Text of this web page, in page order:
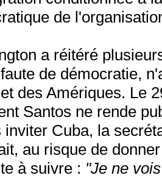
de
a réitéré
de démocratie,
des Amériques. Le
Santos ne rende
inviter Cuba, la
au risque de
à suivre : "Je ne